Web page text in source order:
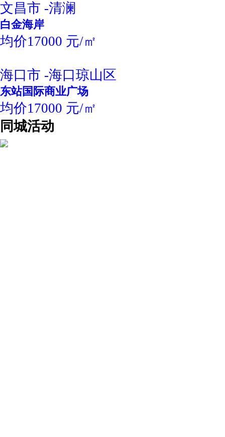
文昌市 -清澜
白金海岸
均价17000 元/㎡
海口市 -海口琼山区
东站国际商业广场
均价17000 元/㎡
同城活动